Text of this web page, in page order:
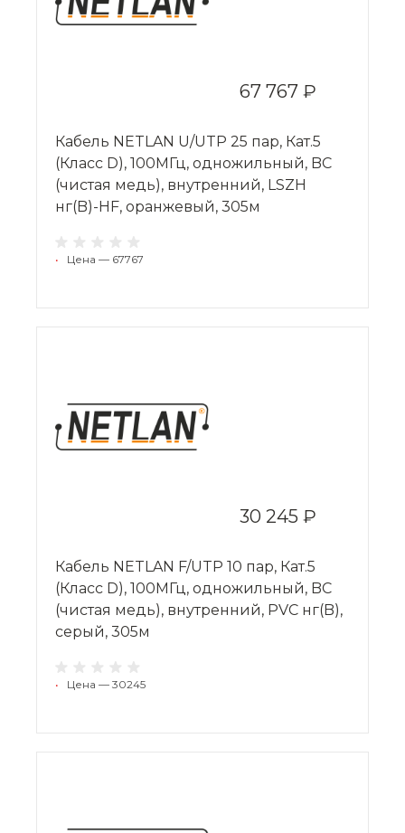
67 767 ₽
Кабель NETLAN U/UTP 25 пар, Кат.5
(Класс D), 100МГц, одножильный, BC
(чистая медь), внутренний, LSZH
нг(B)-HF, оранжевый, 305м
• Цена — 67767
30 245 ₽
Кабель NETLAN F/UTP 10 пар, Кат.5
(Класс D), 100МГц, одножильный, BC
(чистая медь), внутренний, PVC нг(B),
серый, 305м
• Цена — 30245